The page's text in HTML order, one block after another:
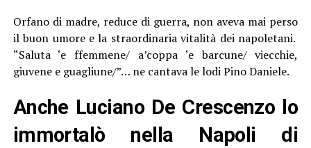
Orfano di madre, reduce di guerra, non aveva mai perso
il buon umore e la straordinaria vitalità dei napoletani.
“Saluta ‘e ffemmene/ a’coppa ‘e barcune/ viecchie,
giuvene e guagliune/”… ne cantava le lodi Pino Daniele.
Anche Luciano De Crescenzo lo
immortalò nella Napoli di